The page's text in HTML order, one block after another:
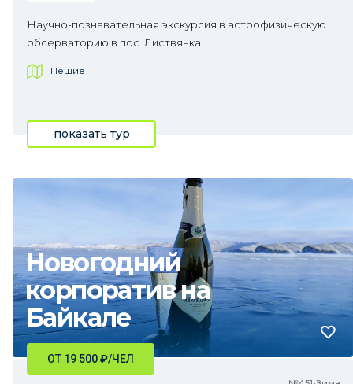
Научно-познавательная экскурсия в астрофизическую
обсерваторию в пос. Листвянка.
Пешие
показать тур
Новогодний
корпоратив на
Байкале
ОТ 19 500₽/ЧЕЛ